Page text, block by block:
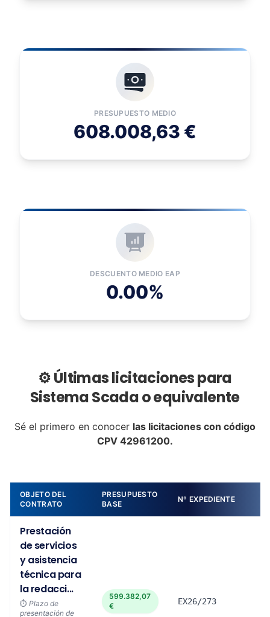
PRESUPUESTO MEDIO
608.008,63 €
DESCUENTO MEDIO EAP
0.00%
⚙️ Últimas licitaciones para
Sistema Scada o equivalente
Sé el primero en conocer las licitaciones con código
CPV 42961200.
OBJETO DEL
CONTRATO
PRESUPUESTO
BASE
Nº EXPEDIENTE
Prestación
de servicios
y asistencia
técnica para
la redacci...
⏱️ Plazo de
presentación de
599.382,07
€
EX26/273